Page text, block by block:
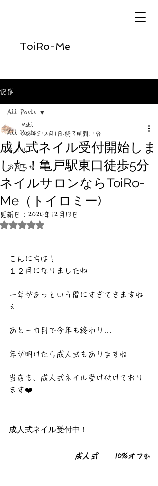
ToiRo-Me
記事
All Posts
ネイル
お知らせ
All Posts
成人式ネイル受付開始しま
した！亀戸駅東口徒歩5分
ネイルサロンならToiRo-
Me（トイロミー)
Maki
2024年12月1日 読了時間: 1分
更新日： 2024年12月13日
5つ星のうちNaNと評価されています。
こんにちは！
１２月になりましたね
一年があっという間にすぎてきますね
ぇ
あと一カ月で今年も終わり…
年が明けたら成人式もありますね
当店も、成人式ネイル受け付けており
ます❤️
成人式ネイル受付中！
成人式　　10%オフ✨